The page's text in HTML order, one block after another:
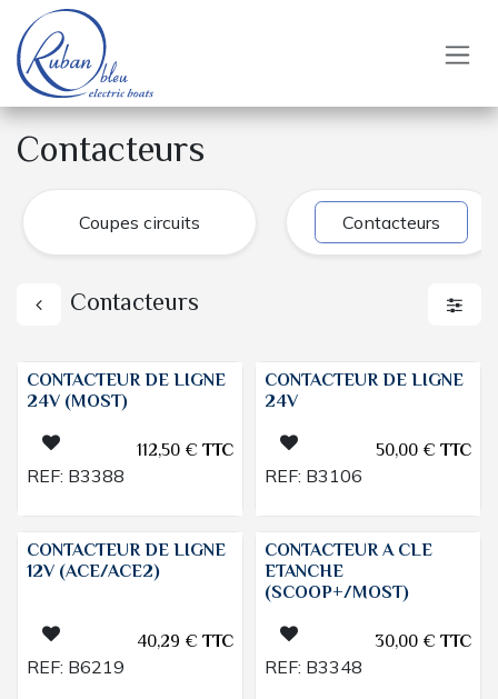
Se rendre au contenu
Contacteurs
Coupes circuits Contacteurs
Contacteurs
CONTACTEUR DE LIGNE
24V (MOST)
112,50€TTC
REF: B3388
CONTACTEUR DE LIGNE
24V
50,00€TTC
REF: B3106
CONTACTEUR DE LIGNE
12V (ACE/ACE2)
40,29 €TTC
REF: B6219
CONTACTEUR A CLE
ETANCHE
(SCOOP+/MOST)
30,00€TTC
REF: B3348